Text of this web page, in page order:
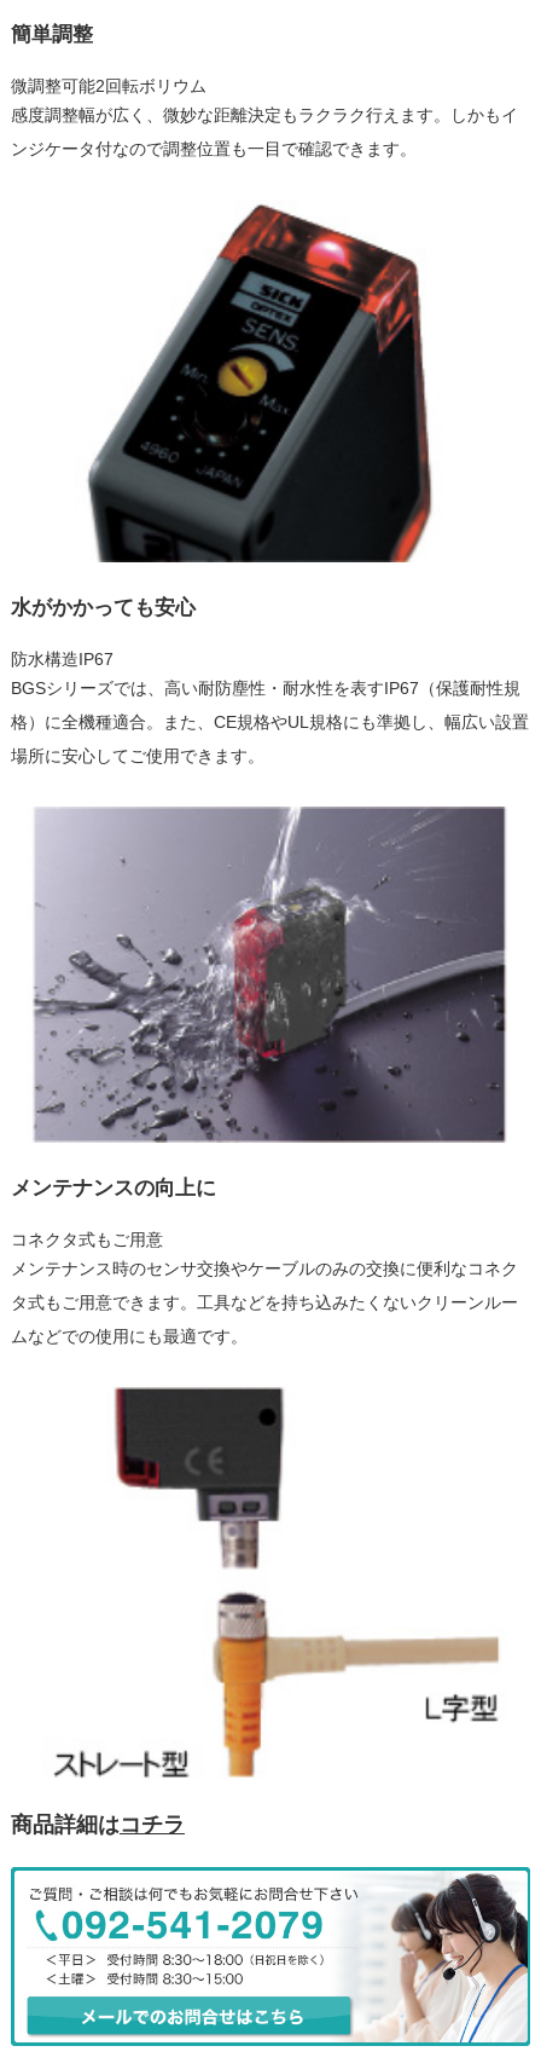
簡単調整
微調整可能2回転ボリウム
感度調整幅が広く、微妙な距離決定もラクラク行えます。しかもイ
ンジケータ付なので調整位置も一目で確認できます。
水がかかっても安心
防水構造IP67
BGSシリーズでは、高い耐防塵性・耐水性を表すIP67（保護耐性規
格）に全機種適合。また、CE規格やUL規格にも準拠し、幅広い設置
場所に安心してご使用できます。
メンテナンスの向上に
コネクタ式もご用意
メンテナンス時のセンサ交換やケーブルのみの交換に便利なコネク
タ式もご用意できます。工具などを持ち込みたくないクリーンルー
ムなどでの使用にも最適です。
商品詳細はコチラ